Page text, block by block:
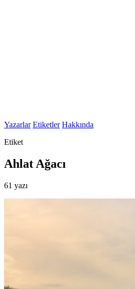
Yazarlar Etiketler Hakkında
Etiket
Ahlat Ağacı
61 yazı